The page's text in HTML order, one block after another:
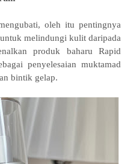
oleh itu pentingnya
melindungi kulit daripada
produk baharu Rapid
penyelesaian muktamad
bintik gelap.